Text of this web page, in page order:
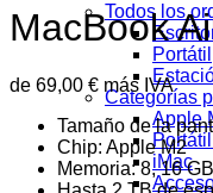
Todos los
Portátil
Categorías
Apple
iMac
MacBook
de 69,00 € más IVA
Tamaño de la
Chip: Apple M2
Memoria: 8, 16